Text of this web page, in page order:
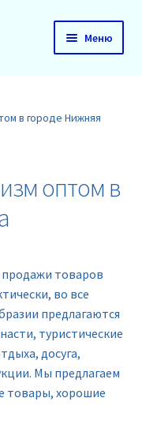
Меню
в городе Нижняя
оптом в
товаров
во все
предлагаются
туристические
досуга,
Мы предлагаем
товары, хорошие